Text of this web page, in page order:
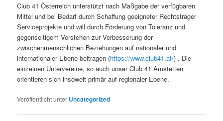
Club 41 Österreich unterstützt nach Maßgabe der verfügbaren
Mittel und bei Bedarf durch Schaffung geeigneter Rechtsträger
Serviceprojekte und will durch Förderung von Toleranz und
gegenseitigem Verstehen zur Verbesserung der
zwischenmenschlichen Beziehungen auf nationaler und
internationaler Ebene beitragen (https://www.club41.at/) . Die
einzelnen Untervereine, so auch unser Club 41 Amstetten
orientieren sich insoweit primär auf regionaler Ebene.
Veröffentlicht unter Uncategorized